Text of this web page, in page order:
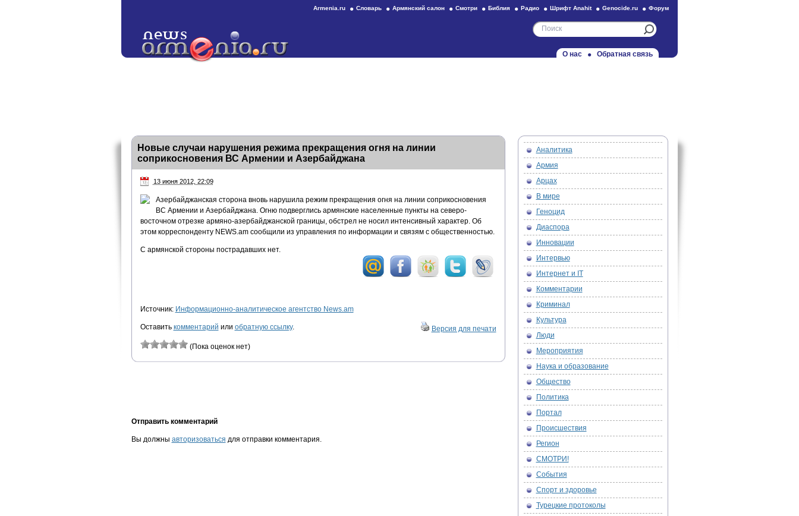
Armenia.ru Словарь Армянский салон Смотри Библия Радио Шрифт Anahit Genocide.ru Форум
О нас Обратная связь
Новые случаи нарушения режима прекращения огня на линии
соприкосновения ВС Армении и Азербайджана
13 июня 2012, 22:09
Азербайджанская сторона вновь нарушила режим прекращения огня на линии соприкосновения
ВС Армении и Азербайджана. Огню подверглись армянские населенные пункты на северо-
восточном отрезке армяно-азербайджанской границы, обстрел не носил интенсивный характер. Об
этом корреспонденту NEWS.am сообщили из управления по информации и связям с общественностью.
С армянской стороны пострадавших нет.
Источник: Информационно-аналитическое агентство News.am
Оставить комментарий или обратную ссылку. Версия для печати
(Пока оценок нет)
Отправить комментарий
Вы должны авторизоваться для отправки комментария.
Аналитика
Армия
Арцах
В мире
Геноцид
Диаспора
Инновации
Интервью
Интернет и IT
Комментарии
Криминал
Культура
Люди
Мероприятия
Наука и образование
Общество
Политика
Портал
Происшествия
Регион
СМОТРИ!
События
Спорт и здоровье
Турецкие протоколы